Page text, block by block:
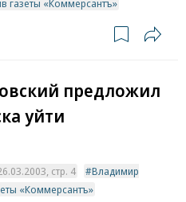
газеты «Коммерсантъ»
предложил
уйти
стр. 4
Владимир
«Коммерсантъ»